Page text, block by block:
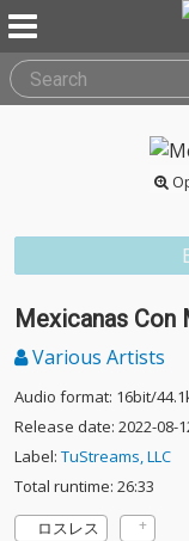
Mexicanas Con
Various Artists
Audio format: 16bit/
Release date: 2022-08-
Label: TuStreams, LLC
Total runtime: 26:33
ロスレス